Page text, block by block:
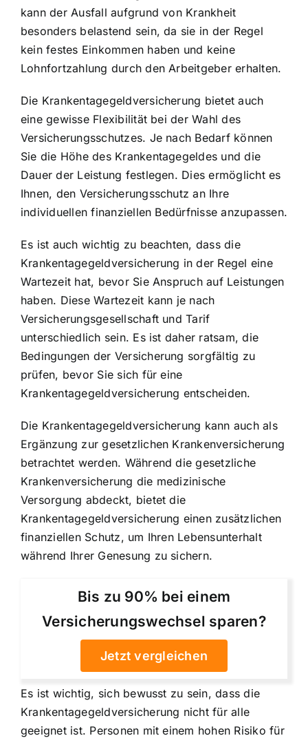
kann der Ausfall aufgrund von Krankheit
besonders belastend sein, da sie in der Regel
kein festes Einkommen haben und keine
Lohnfortzahlung durch den Arbeitgeber erhalten.
Die Krankentagegeldversicherung bietet auch
eine gewisse Flexibilität bei der Wahl des
Versicherungsschutzes. Je nach Bedarf können
Sie die Höhe des Krankentagegeldes und die
Dauer der Leistung festlegen. Dies ermöglicht es
Ihnen, den Versicherungsschutz an Ihre
individuellen finanziellen Bedürfnisse anzupassen.
Es ist auch wichtig zu beachten, dass die
Krankentagegeldversicherung in der Regel eine
Wartezeit hat, bevor Sie Anspruch auf Leistungen
haben. Diese Wartezeit kann je nach
Versicherungsgesellschaft und Tarif
unterschiedlich sein. Es ist daher ratsam, die
Bedingungen der Versicherung sorgfältig zu
prüfen, bevor Sie sich für eine
Krankentagegeldversicherung entscheiden.
Die Krankentagegeldversicherung kann auch als
Ergänzung zur gesetzlichen Krankenversicherung
betrachtet werden. Während die gesetzliche
Krankenversicherung die medizinische
Versorgung abdeckt, bietet die
Krankentagegeldversicherung einen zusätzlichen
finanziellen Schutz, um Ihren Lebensunterhalt
während Ihrer Genesung zu sichern.
Bis zu 90% bei einem
Versicherungswechsel sparen?
Jetzt vergleichen
Es ist wichtig, sich bewusst zu sein, dass die
Krankentagegeldversicherung nicht für alle
geeignet ist. Personen mit einem hohen Risiko für